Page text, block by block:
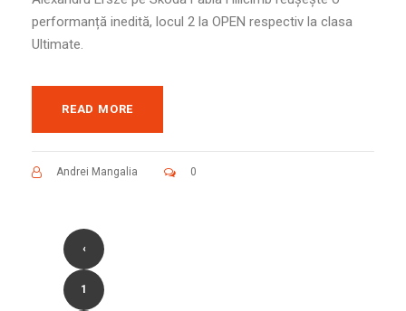
performanță inedită, locul 2 la OPEN respectiv la clasa
Ultimate.
READ MORE
Andrei Mangalia 0
‹
1